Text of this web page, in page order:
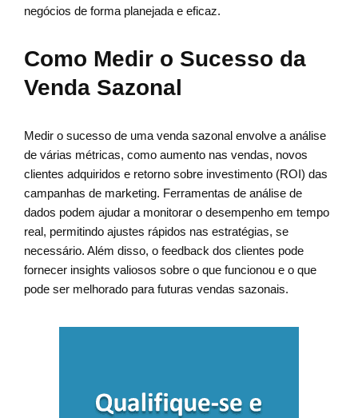
negócios de forma planejada e eficaz.
Como Medir o Sucesso da
Venda Sazonal
Medir o sucesso de uma venda sazonal envolve a análise
de várias métricas, como aumento nas vendas, novos
clientes adquiridos e retorno sobre investimento (ROI) das
campanhas de marketing. Ferramentas de análise de
dados podem ajudar a monitorar o desempenho em tempo
real, permitindo ajustes rápidos nas estratégias, se
necessário. Além disso, o feedback dos clientes pode
fornecer insights valiosos sobre o que funcionou e o que
pode ser melhorado para futuras vendas sazonais.